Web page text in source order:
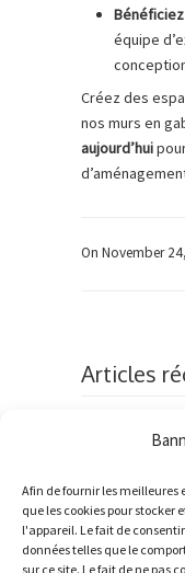
Afin de fournir les meilleures
que les cookies pour
l'appareil. Le fait de
données telles que le
sur ce site. Le fait de ne pas
équipe
Créez des
nos murs en
aujourd’hui
On November
Articles
outil essentiel
mesure
Tout savoir